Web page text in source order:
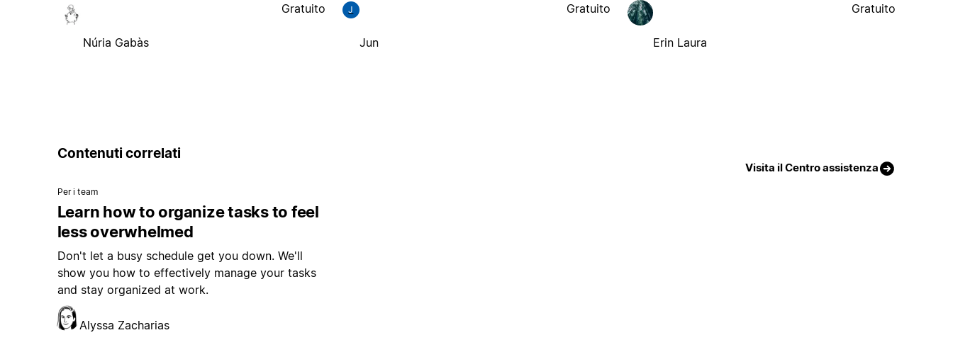
Núria Gabàs
Gratuito J
Jun
Gratuito
Erin Laura
Gratuito
Contenuti correlati
Visita il Centro assistenza
Per i team
Learn how to organize tasks to feel
less overwhelmed
Don't let a busy schedule get you down. We'll
show you how to effectively manage your tasks
and stay organized at work.
Alyssa Zacharias